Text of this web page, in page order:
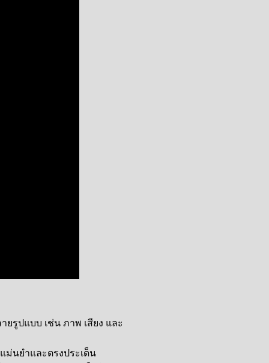
รูปแบบ เช่น ภาพ เสียง และ
ม่นยำและตรงประเด็น